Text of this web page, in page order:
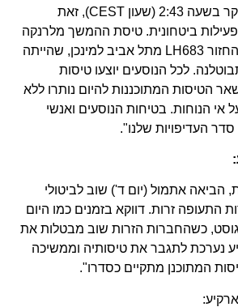
שנחתה בלרנקה הבוקר בשעה 2:43 (שעון CEST), זאת
ביטחונית. טיסת ההמשך מלרנקה
לתל אביב, וכן טיסת החזור LH683 מתל אביב למינכן, שהייתה
לכל הנוסעים יוצעו טיסות
הטיסות המתוכננות להיום נותרו ללא
אי הנוחות. בטיחות הנוסעים ואנשי
העדיפויות שלנו".
הביאה אתמול (יום ד') שוב לביטולי
התעופה זרות. דווקא בזמנים כמו היום
כשהחברות הזרות שוב מבטלות את
נערכת לתגבר את טיסותיה וממשיכה
המתוכנן מתקיים כסדרו".